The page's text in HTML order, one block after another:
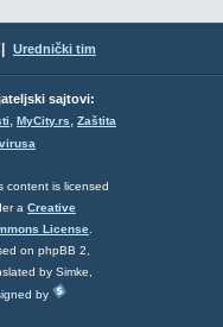
Urednički tim
sajtovi:
, MyCity.rs, Zaštita
content is licensed
a Creative
License
on phpBB 2,
by Simke,
by